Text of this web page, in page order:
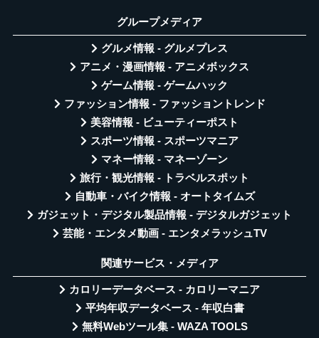
グループメディア
グルメ情報 - グルメプレス
アニメ・漫画情報 - アニメボックス
ゲーム情報 - ゲームハック
ファッション情報 - ファッショントレンド
美容情報 - ビューティーポスト
スポーツ情報 - スポーツマニア
マネー情報 - マネーゾーン
旅行・観光情報 - トラベルスポット
自動車・バイク情報 - オートタイムズ
ガジェット・デジタル製品情報 - デジタルガジェット
芸能・エンタメ動画 - エンタメラッシュTV
関連サービス・メディア
カロリーデータベース - カロリーマニア
平均年収データベース - 年収白書
無料Webツール集 - WAZA TOOLS